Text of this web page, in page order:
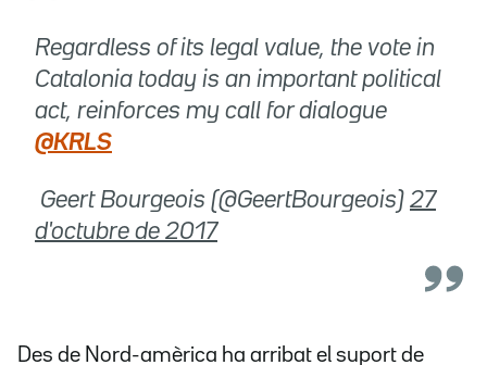
Regardless of its legal value, the vote in
Catalonia today is an important political
act, reinforces my call for dialogue
@KRLS
 Geert Bourgeois (@GeertBourgeois) 27
d'octubre de 2017
Des de Nord-amèrica ha arribat el suport de